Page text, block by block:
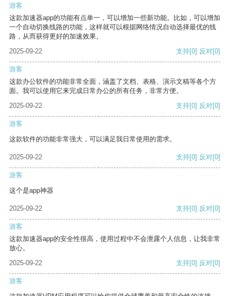
游客
这款加速器app的功能有点单一，可以增加一些新功能。比如，可以增加
一个自动切换线路的功能，这样就可以根据网络情况自动选择最优的线
路，从而获得更好的加速效果。
2025-09-22
支持[0] 反对[0]
游客
这款办公软件的功能非常全面，涵盖了文档、表格、演示文稿等各个方
面。我可以使用它来完成日常办公的所有任务，非常方便。
2025-09-22
支持[0] 反对[0]
游客
这款软件的功能非常强大，可以满足我日常使用的需求。
2025-09-22 支持[0] 反对[0]
游客
这个是app神器
2025-09-22 支持[0] 反对[0]
游客
这款加速器app的安全性很高，使用过程中不会泄露个人信息，让我非常
放心。
2025-09-22
支持[0] 反对[0]
游客